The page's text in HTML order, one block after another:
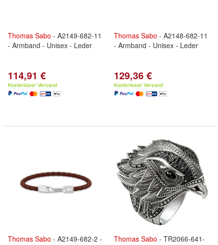
Thomas Sabo - A2149-682-11
- Armband - Unisex - Leder
114,91 €
Kostenloser Versand
Thomas Sabo - A2148-682-11
- Armband - Unisex - Leder
129,36 €
Kostenloser Versand
Thomas Sabo - A2149-682-2 -
Thomas Sabo - TR2066-641-